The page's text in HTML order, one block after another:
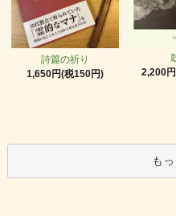
詩篇の祈り
1,650円(税150円)
2,200
も